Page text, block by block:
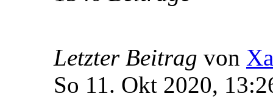
Letzter Beitrag von
So 11. Okt 2020,